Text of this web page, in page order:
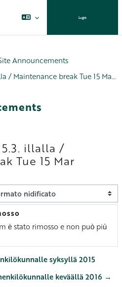
Login
Announcements
Käyttökatkoja ti 15.3. illalla / Maintenance break Tue 15 Mar evening
illalla /
Tue 15 Mar
è stato rimosso e non può più
syksyllä 2015
keväällä 2016 →